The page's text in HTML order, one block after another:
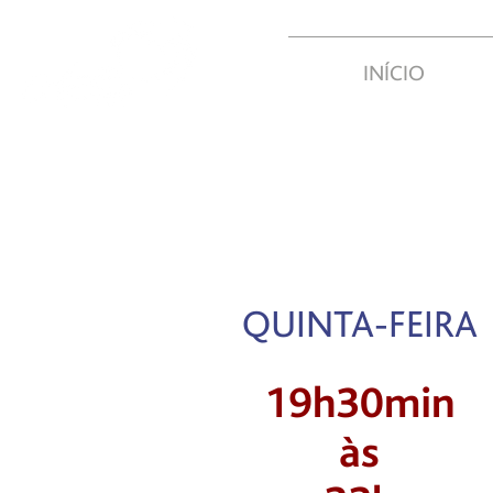
INÍCIO
QUINTA-FEIRA
19h30min
às